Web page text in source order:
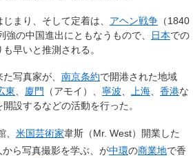
まり、そして定着は、 アヘン戦争 （1840
の中国進出にともなうもので、
日本での
早いと推測される。
写真家が、 南京条約で開港された地域
東、 廈門 （アモイ）、 寧波、 上海、 香港な
設するなどの活動を行った。
米国芸術家韋斯（Mr. West）開業した
ら写真撮影を学ぶ、が中環の商業地で香